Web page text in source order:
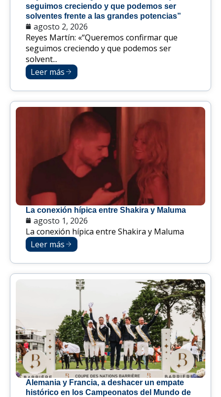
seguimos creciendo y que podemos ser
solventes frente a las grandes potencias”
agosto 2, 2026
Reyes Martín: «“Queremos confirmar que
seguimos creciendo y que podemos ser
solvent...
Leer más
La conexión hípica entre Shakira y Maluma
agosto 1, 2026
La conexión hípica entre Shakira y Maluma
Leer más
Alemania y Francia, a deshacer un empate
histórico en los Campeonatos del Mundo de